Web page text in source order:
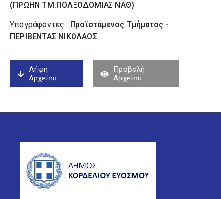
(ΠΡΩΗΝ ΤΜ.ΠΟΛΕΟΔΟΜΙΑΣ ΝΑΘ)
Υπογράφοντες : Προϊστάμενος Τμήματος -
ΠΕΡΙΒΕΝΤΑΣ ΝΙΚΟΛΑΟΣ
Λήψη
Αρχείου
Προβολή
Αρχείου